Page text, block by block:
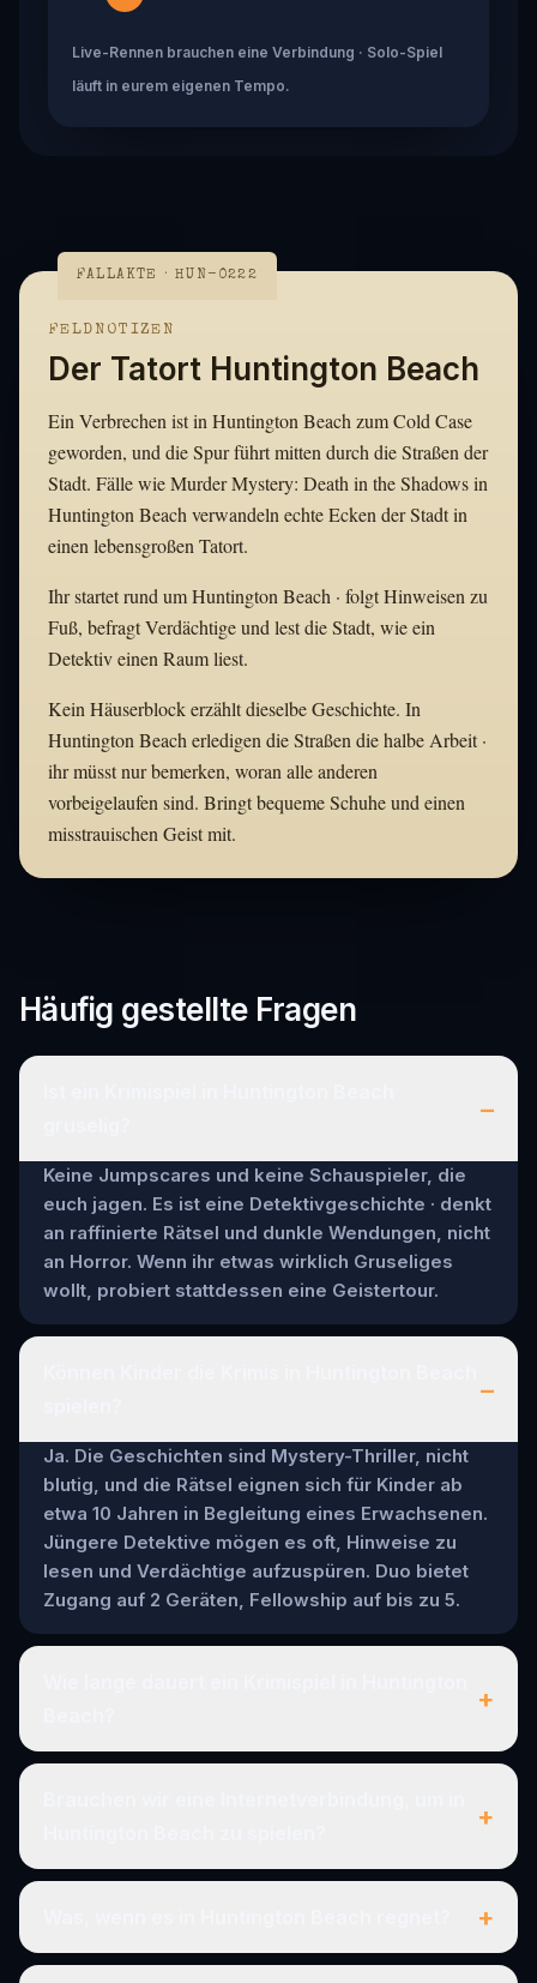
Live-Rennen brauchen eine Verbindung · Solo-Spiel
läuft in eurem eigenen Tempo.
FALLAKTE · HUN-0222
FELDNOTIZEN
Der Tatort Huntington Beach
Ein Verbrechen ist in Huntington Beach zum Cold Case
geworden, und die Spur führt mitten durch die Straßen der
Stadt. Fälle wie Murder Mystery: Death in the Shadows in
Huntington Beach verwandeln echte Ecken der Stadt in
einen lebensgroßen Tatort.
Ihr startet rund um Huntington Beach · folgt Hinweisen zu
Fuß, befragt Verdächtige und lest die Stadt, wie ein
Detektiv einen Raum liest.
Kein Häuserblock erzählt dieselbe Geschichte. In
Huntington Beach erledigen die Straßen die halbe Arbeit ·
ihr müsst nur bemerken, woran alle anderen
vorbeigelaufen sind. Bringt bequeme Schuhe und einen
misstrauischen Geist mit.
Häufig gestellte Fragen
–
Keine Jumpscares und keine Schauspieler, die
euch jagen. Es ist eine Detektivgeschichte · denkt
an raffinierte Rätsel und dunkle Wendungen, nicht
an Horror. Wenn ihr etwas wirklich Gruseliges
wollt, probiert stattdessen eine Geistertour.
–
Ja. Die Geschichten sind Mystery-Thriller, nicht
blutig, und die Rätsel eignen sich für Kinder ab
etwa 10 Jahren in Begleitung eines Erwachsenen.
Jüngere Detektive mögen es oft, Hinweise zu
lesen und Verdächtige aufzuspüren. Duo bietet
Zugang auf 2 Geräten, Fellowship auf bis zu 5.
+
+
+